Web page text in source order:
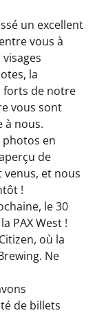
un excellent
vous à
visages
la
forts de notre
vous sont
à nous.
photos en
de
venus, et nous
!
le 30
PAX West !
où la
Ne
de billets